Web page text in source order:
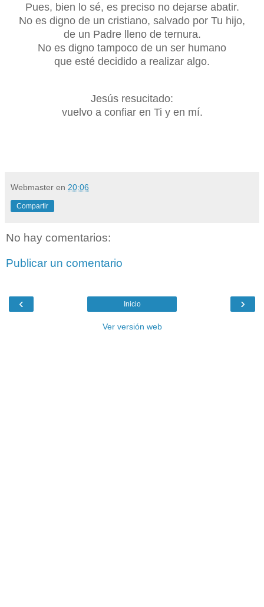
Pues, bien lo sé, es preciso no dejarse abatir.
No es digno de un cristiano, salvado por Tu hijo,
de un Padre lleno de ternura.
No es digno tampoco de un ser humano
que esté decidido a realizar algo.
Jesús resucitado:
vuelvo a confiar en Ti y en mí.
Webmaster en 20:06
Compartir
No hay comentarios:
Publicar un comentario
‹ ›
Inicio
Ver versión web